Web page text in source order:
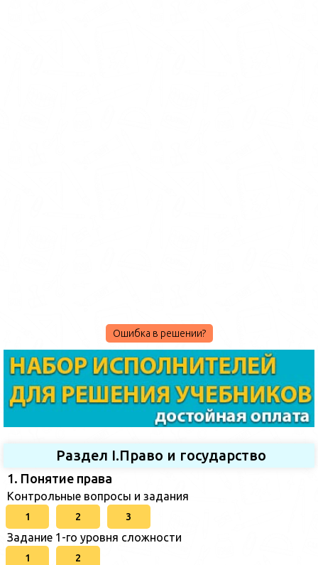
Ошибка в решении?
Раздел I.Право и государство
1. Понятие права
Контрольные вопросы и задания
1 2 3
Задание 1-го уровня сложности
1 2